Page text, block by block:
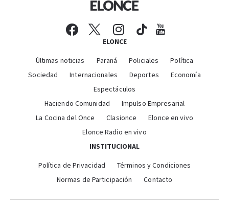
ELONCE
Últimas noticias Paraná Policiales
Política
Sociedad
Internacionales Deportes
Economía
Espectáculos
Haciendo Comunidad
Impulso Empresarial
La Cocina del Once
Clasionce
Elonce en vivo
Elonce Radio en vivo
INSTITUCIONAL
Política de Privacidad
Términos y Condiciones
Normas de Participación
Contacto